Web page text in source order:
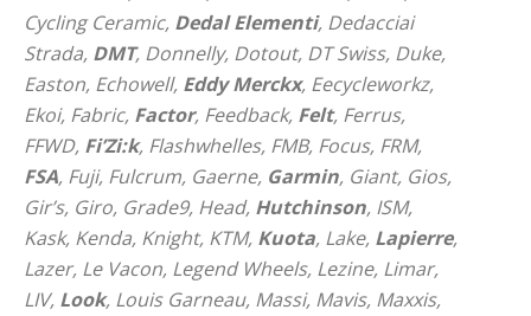
Cycling Ceramic, Dedal Elementi, Dedacciai
Strada, DMT, Donnelly, Dotout, DT Swiss, Duke,
Easton, Echowell, Eddy Merckx, Eecycleworkz,
Ekoi, Fabric, Factor, Feedback, Felt, Ferrus,
FFWD, Fi’Zi:k, Flashwhelles, FMB, Focus, FRM,
FSA, Fuji, Fulcrum, Gaerne, Garmin, Giant, Gios,
Gir’s, Giro, Grade9, Head, Hutchinson, ISM,
Kask, Kenda, Knight, KTM, Kuota, Lake, Lapierre,
Lazer, Le Vacon, Legend Wheels, Lezine, Limar,
LIV, Look, Louis Garneau, Massi, Mavis, Maxxis,